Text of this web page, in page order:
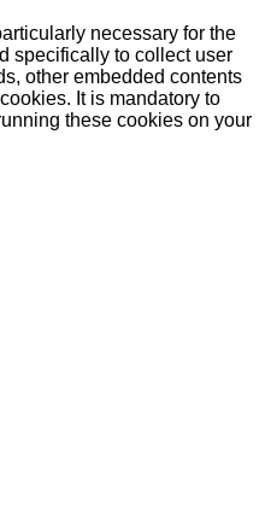
necessary for the
specifically to collect user
other embedded contents
It is mandatory to
these cookies on your